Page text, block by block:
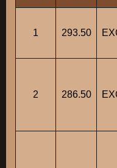
1 293.50
2 286.50